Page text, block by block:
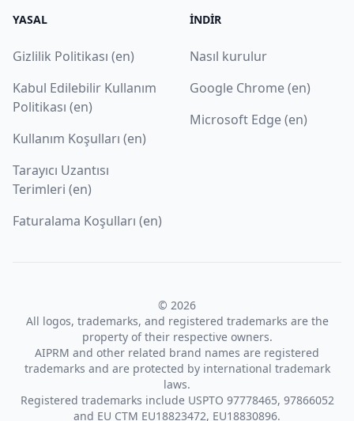
YASAL
Gizlilik Politikası (en)
Kabul Edilebilir Kullanım
Politikası (en)
Kullanım Koşulları (en)
Tarayıcı Uzantısı
Terimleri (en)
Faturalama Koşulları (en)
İNDIR
Nasıl kurulur
Google Chrome (en)
Microsoft Edge (en)
© 2026
All logos, trademarks, and registered trademarks are the
property of their respective owners.
AIPRM and other related brand names are registered
trademarks and are protected by international trademark
laws.
Registered trademarks include USPTO 97778465, 97866052
and EU CTM EU18823472, EU18830896.